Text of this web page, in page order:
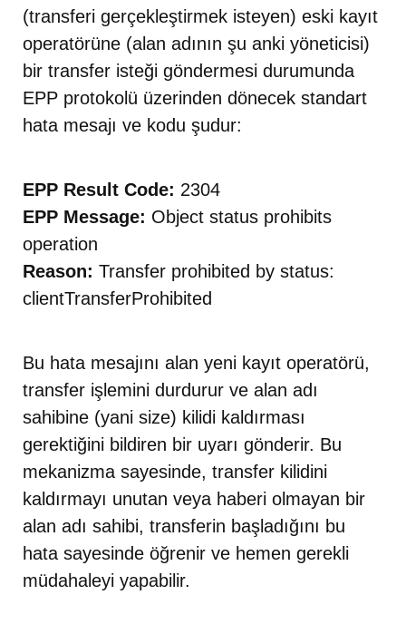
(transferi gerçekleştirmek isteyen) eski kayıt
operatörüne (alan adının şu anki yöneticisi)
bir transfer isteği göndermesi durumunda
EPP protokolü üzerinden dönecek standart
hata mesajı ve kodu şudur:
EPP Result Code: 2304
EPP Message: Object status prohibits
operation
Reason: Transfer prohibited by status:
clientTransferProhibited
Bu hata mesajını alan yeni kayıt operatörü,
transfer işlemini durdurur ve alan adı
sahibine (yani size) kilidi kaldırması
gerektiğini bildiren bir uyarı gönderir. Bu
mekanizma sayesinde, transfer kilidini
kaldırmayı unutan veya haberi olmayan bir
alan adı sahibi, transferin başladığını bu
hata sayesinde öğrenir ve hemen gerekli
müdahaleyi yapabilir.